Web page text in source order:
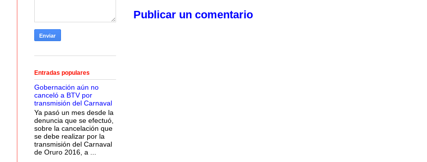
Publicar un comentario
Entradas populares
Gobernación aún no
canceló a BTV por
transmisión del Carnaval
Ya pasó un mes desde la
denuncia que se efectuó,
sobre la cancelación que
se debe realizar por la
transmisión del Carnaval
de Oruro 2016, a ...